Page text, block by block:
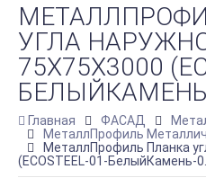
УГЛА
75Х75Х3000
Главная ФАСАД
МеталлПрофиль
МеталлПрофиль Планка
(ECOSTEEL-01-БелыйКамень-